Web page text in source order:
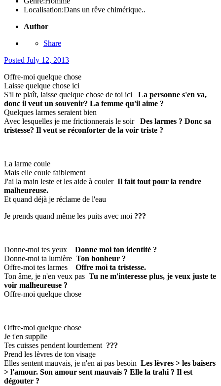
Localisation:Dans un rêve chimérique..
Author
Share
Posted July 12, 2013
Offre-moi quelque chose
Laisse quelque chose ici
S'il te plaît, laisse quelque chose de toi ici La personne s'en va,
donc il veut un souvenir? La femme qu'il aime ?
Quelques larmes seraient bien
Avec lesquelles je me frictionnerais le soir Des larmes ? Donc sa
tristesse? Il veut se réconforter de la voir triste ?
La larme coule
Mais elle coule faiblement
J'ai la main leste et les aide à couler Il fait tout pour la rendre
malheureuse.
Et quand déjà je réclame de l'eau
Je prends quand même les puits avec moi ???
Donne-moi tes yeux Donne moi ton identité ?
Donne-moi ta lumière Ton bonheur ?
Offre-moi tes larmes Offre moi ta tristesse.
Ton âme, je n'en veux pas Tu ne m'interesse plus, je veux juste te
voir malheureuse ?
Offre-moi quelque chose
Offre-moi quelque chose
Je t'en supplie
Tes cuisses pendent lourdement ???
Prend les lèvres de ton visage
Elles sentent mauvais, je n'en ai pas besoin Les lèvres > les baisers
> l'amour. Son amour sent mauvais ? Elle la trahi ? Il est
dégouter ?